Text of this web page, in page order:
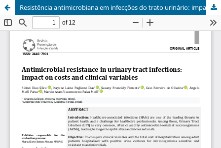
Resistência antimicrobiana em infecções do trato urinário: impacto nos custos e variáveis clínicas